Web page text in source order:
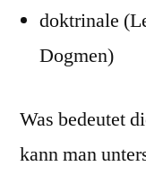
doktrinale
Dogmen)
Was bedeutet
kann man